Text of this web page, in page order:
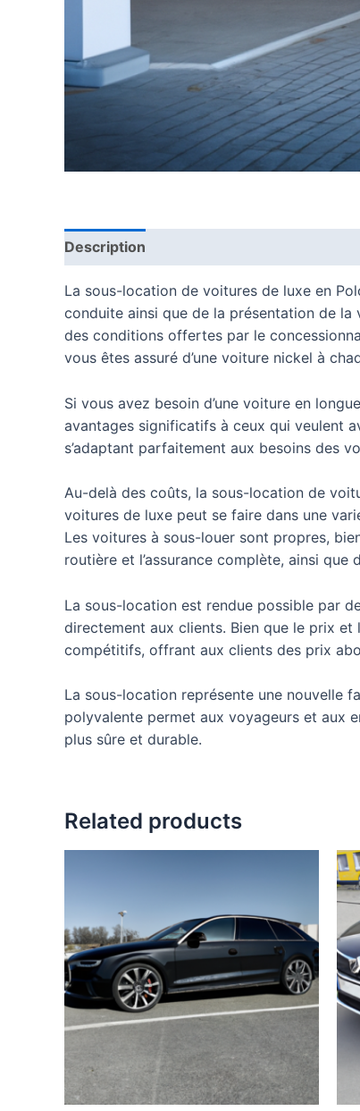
Description
La sous-location de voitures de luxe en
conduite ainsi que de la présentation de
des conditions offertes par le
vous êtes assuré d’une voiture nickel à
Si vous avez besoin d’une voiture en
avantages significatifs à ceux qui veulent
s’adaptant parfaitement aux besoins des
Au-delà des coûts, la sous-location de
voitures de luxe peut se faire dans une
Les voitures à sous-louer sont propres,
routière et l’assurance complète, ainsi que
La sous-location est rendue possible par
directement aux clients. Bien que le prix
compétitifs, offrant aux clients des prix
La sous-location représente une nouvelle
polyvalente permet aux voyageurs et aux
plus sûre et durable.
Related products